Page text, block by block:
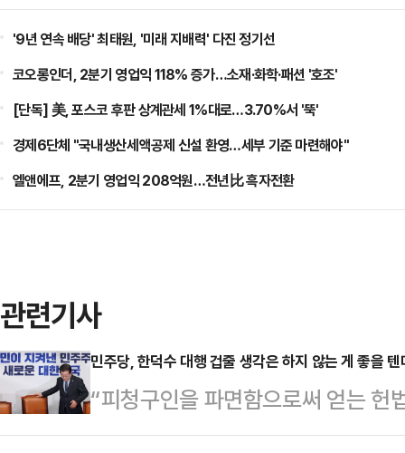
'9년 연속 배당' 최태원, '미래 지배력' 다진 정기선
코오롱인더, 2분기 영업익 118% 증가…소재·화학·패션 '호조'
[단독] 美, 포스코 후판 상계관세 1%대로…3.70%서 '뚝'
경제6단체 "국내생산세액공제 신설 환영…세부 기준 마련해야"
엘앤에프, 2분기 영업익 208억원…전년比 흑자전환
관련기사
민주당, 한덕수 대행 겁줄 생각은 하지 않는 게 좋을 텐
“피청구인을 파면함으로써 얻는 헌
국가적 손실을 압도할 정도로 크다